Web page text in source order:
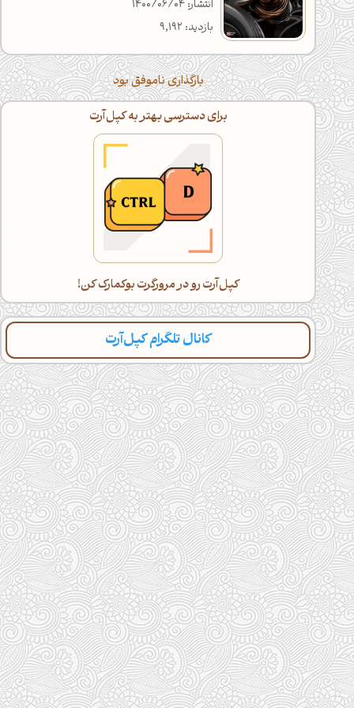
انتشار: 1400/06/04
بازدید: 9,192
بارگذاری ناموفق بود
برای دسترسی بهتر به کپل‌آرت
کپل‌آرت رو در مرورگرت بوکمارک کن!
کانال تلگرام کپل‌آرت